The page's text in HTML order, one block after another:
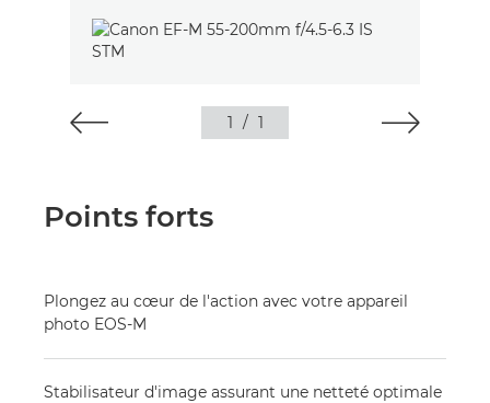
1 / 1
Points forts
Plongez au cœur de l'action avec votre appareil
photo EOS-M
Stabilisateur d'image assurant une netteté optimale